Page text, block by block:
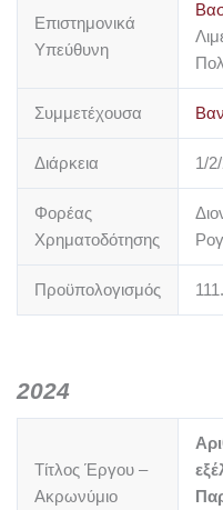
Επιστημονικά
Υπεύθυνη
Συμμετέχουσα
Διάρκεια 1/
Φορέας
Χρηματοδότησης
Προϋπολογισμός
2024
Τίτλος Έργου –
Ακρωνύμιο